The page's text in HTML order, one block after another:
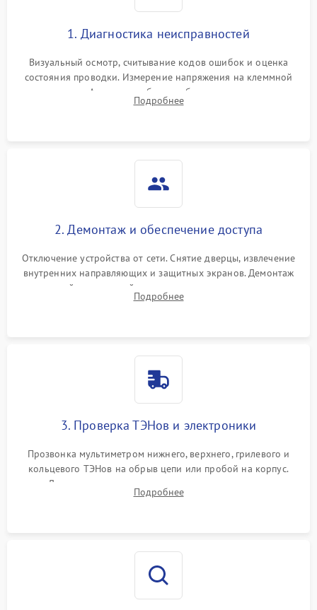
1. Диагностика неисправностей
Визуальный осмотр, считывание кодов ошибок и оценка
состояния проводки. Измерение напряжения на клеммной
колодке. Анализ жалоб на проблемы с нагревом,
конвекцией, панелью управления или блокировкой дверцы.
Подробнее
2. Демонтаж и обеспечение доступа
Отключение устройства от сети. Снятие дверцы, извлечение
внутренних направляющих и защитных экранов. Демонтаж
задней или верхней панели для прямого доступа к
нагревательным элементам, плате и вентиляторам.
Подробнее
3. Проверка ТЭНов и электроники
Прозвонка мультиметром нижнего, верхнего, грилевого и
кольцевого ТЭНов на обрыв цепи или пробой на корпус.
Диагностика термостата, датчиков температуры,
переключателя режимов и мотора конвекции.
Подробнее